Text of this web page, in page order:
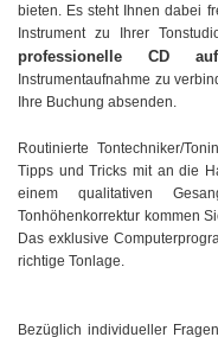
bieten. Es steht Ihnen dabei
Instrument zu Ihrer
professionelle CD
Instrumentaufnahme zu
Ihre Buchung absenden.
Routinierte Tontechniker/
Tipps und Tricks mit an die
einem qualitativen
Tonhöhenkorrektur kommen
Das exklusive
richtige Tonlage.
Bezüglich individueller